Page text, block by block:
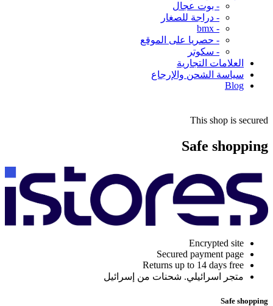
- بوت عجال
- دراجة للصغار
- bmx
- حصريا على الموقع
- سكوتر
العلامات التجارية
سياسة الشحن والإرجاع
Blog
This shop is secured
Safe shopping
Encrypted site
Secured payment page
Returns up to 14 days free
متجر اسرائيلي. شحنات من إسرائيل
Safe shopping